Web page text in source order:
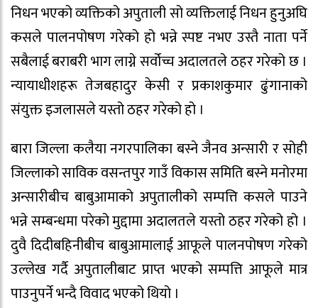
निधन भएको व्यक्तिको अपुताली सो व्यक्तिलाई निधन हुनुअघि
कसले पालनपोषण गरेको हो भन्ने स्पष्ट नभए उस्तै नाता पर्ने
सबैलाई बराबरी भाग लाग्ने सर्वोच्च अदालतले ठहर गरेको छ ।
न्यायाधीशहरू तेजबहादुर केसी र प्रकाशकुमार ढुंगानाको
संयुक्त इजलासले यस्तो ठहर गरेको हो ।
बारा जिल्ला कलैया नगरपालिका बस्ने जैनव अन्सारी र सोही
जिल्लाको साविक वसन्तपुर गाउँ विकास समिति बस्ने मनोरमा
अन्सारीबीच बाबुआमाको अपुतालीको सम्पत्ति कसले पाउने
भन्ने सम्बन्धमा परेको मुद्दामा अदालतले यस्तो ठहर गरेको हो ।
दुवै दिदीबहिनीबीच बाबुआमालाई आफूले पालनपोषण गरेको
उल्लेख गर्दै अपुतालीबाट प्राप्त भएको सम्पत्ति आफूले मात्र
पाउनुपर्ने भन्दै विवाद भएको थियो ।